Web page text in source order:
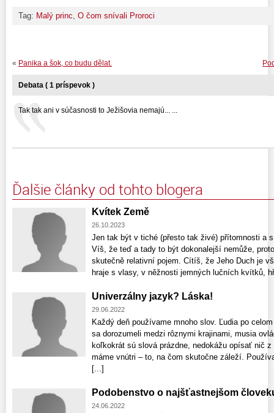
Tag: Malý princ, O čom snívali Proroci
« Panika a šok, co budu dělat.
Debata ( 1 príspevok )
Tak tak ani v súčasnosti to Ježišovia nemajú... ...
Ďalšie články od tohto blogera
Kvítek Země
26.10.2023
Jen tak být v tiché (přesto tak živé) přítomnosti a
Víš, že teď a tady to být dokonalejší nemůže,
skutečně relativní pojem. Cítíš, že Jeho Duch je
hraje s vlasy, v něžnosti jemných lučních kvítků,
Univerzálny jazyk? Láska!
29.06.2022
Každý deň používame mnoho slov. Ľudia po
sa dorozumeli medzi rôznymi krajinami, musia
koľkokrát sú slová prázdne, nedokážu opísať nič
máme vnútri – to, na čom skutočne záleží.
[...]
Podobenstvo o najšťastnejšom
24.06.2022